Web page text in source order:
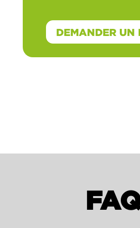
DEMANDER UN